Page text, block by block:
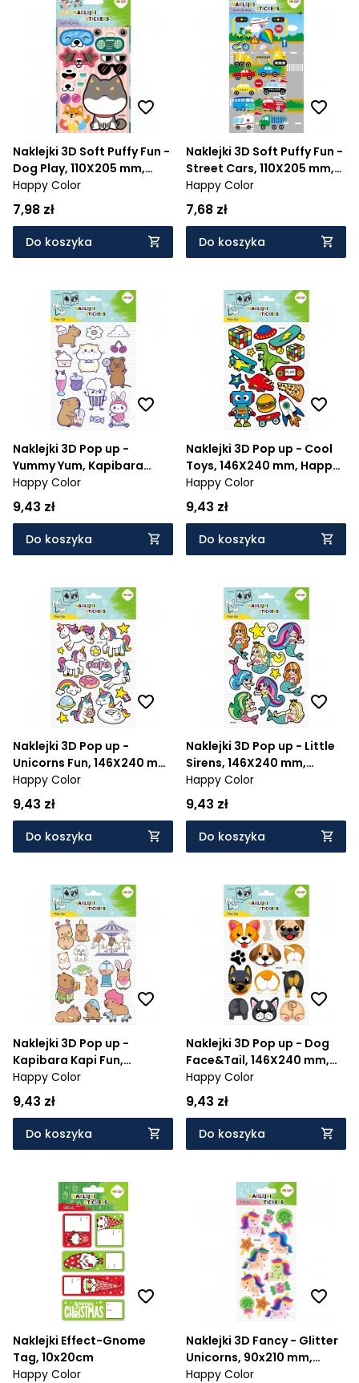
Naklejki 3D Soft Puffy Fun -
Dog Play, 110X205 mm,
Happy Color
Happy Color
7,98 zł
Do koszyka
Naklejki 3D Soft Puffy Fun -
Street Cars, 110X205 mm,
Happy Color
Happy Color
7,68 zł
Do koszyka
Naklejki 3D Pop up -
Yummy Yum, Kapibara
146X240 mm, Happy Color
Happy Color
9,43 zł
Do koszyka
Naklejki 3D Pop up - Cool
Toys, 146X240 mm, Happy
Color
Happy Color
9,43 zł
Do koszyka
Naklejki 3D Pop up -
Unicorns Fun, 146X240 mm,
Happy Color
Happy Color
9,43 zł
Do koszyka
Naklejki 3D Pop up - Little
Sirens, 146X240 mm,
Happy Color
Happy Color
9,43 zł
Do koszyka
Naklejki 3D Pop up -
Kapibara Kapi Fun,
146X240 mm, Happy Color
Happy Color
9,43 zł
Do koszyka
Naklejki 3D Pop up - Dog
Face&Tail, 146X240 mm,
Happy Color
Happy Color
9,43 zł
Do koszyka
Naklejki Effect-Gnome
Tag, 10x20cm
Happy Color
Naklejki 3D Fancy - Glitter
Unicorns, 90x210 mm,
Happy Color
Happy Color